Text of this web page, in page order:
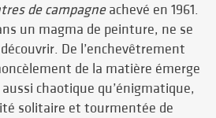
de campagneachevé en 1961.
un magma de peinture, ne se
De l’enchevêtrement
de la matière émerge
chaotique qu’énigmatique,
solitaire et tourmentée de